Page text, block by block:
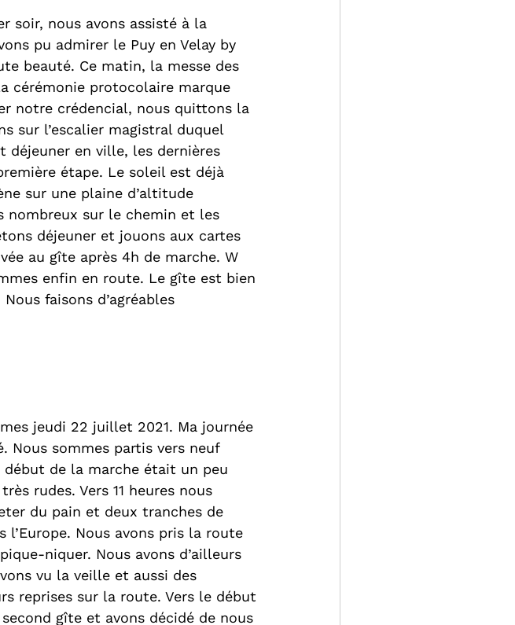
soir, nous avons assisté à la
pu admirer le Puy en Velay by
beauté. Ce matin, la messe des
cérémonie protocolaire marque
notre crédencial, nous quittons la
sur l’escalier magistral duquel
déjeuner en ville, les dernières
étape. Le soleil est déjà
sur une plaine d’altitude
nombreux sur le chemin et les
déjeuner et jouons aux cartes
au gîte après 4h de marche. W
enfin en route. Le gîte est bien
faisons d’agréables
jeudi 22 juillet 2021. Ma journée
Nous sommes partis vers neuf
début de la marche était un peu
rudes. Vers 11 heures nous
du pain et deux tranches de
Nous avons pris la route
niquer. Nous avons d’ailleurs
vu la veille et aussi des
reprises sur la route. Vers le début
gîte et avons décidé de nous